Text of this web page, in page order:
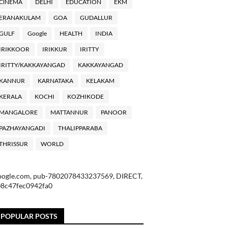
DELHI EDUCATION EKM
GOA GUDALLUR
Google HEALTH INDIA
IRIKKUR IRITTY
KAKKAYANGAD KAKKAYANGAD
KARNATAKA KELAKAM
KOCHI KOZHIKODE
MATTANNUR PANOOR
THALIPPARABA
WORLD
pub-7802078433237569, DIRECT,
POPULAR POSTS